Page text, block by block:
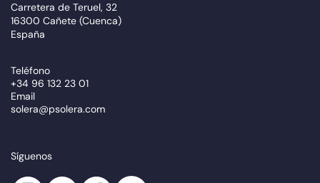
Carretera de Teruel, 32
16300 Cañete (Cuenca)
España
Teléfono
+34 96 132 23 01
Email
solera@psolera.com
Síguenos